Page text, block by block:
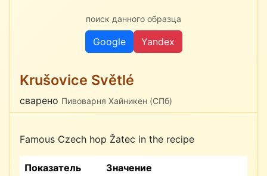
поиск данного образца
Google Yandex
Krušovice Světlé
сварено Пивоварня Хайникен (СПб)
Famous Czech hop Žatec in the recipe
Показатель Значение